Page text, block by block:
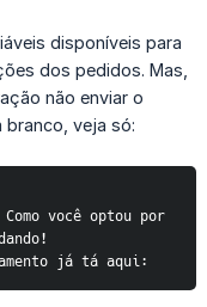
disponíveis para
dos pedidos. Mas,
não enviar o
veja só:
você optou por
já tá aqui: